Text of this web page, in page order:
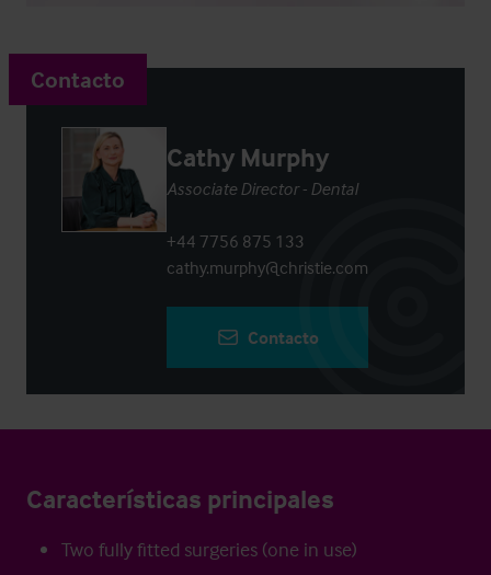
Contacto
Cathy Murphy
Associate Director - Dental
+44 7756 875 133
cathy.murphy@christie.com
Contacto
Características principales
Two fully fitted surgeries (one in use)